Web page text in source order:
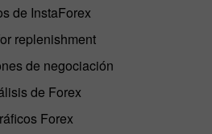
de InstaForex
replenishment
de negociación
de Forex
Forex